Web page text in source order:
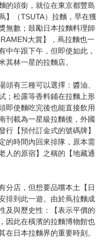
的頭銜，就位在東京都豐島
】（TSUTA）拉麵，早在獲
無數；鼓勵日本拉麵料理師
大賞】，蔦拉麵也一
中午跟下午，但即使如此，
其林一星的拉麵店。
頭有三種可以選擇：醬油、
；松露等香料鋪在拉麵上形
即使麵吃完後也能直接飲用
刊載為一星級拉麵後，外國
行【預付訂金式的號碼牌】
的時間內回來排隊，原本需
人的原宿】之稱的【地藏通
分店，但想要品嚐本土【日
排到此一遊。由於蔦拉麵成
及與歷史性：【表示平價的
因此在橫濱的拉麵博物館也
在日本拉麵界的重要時刻。